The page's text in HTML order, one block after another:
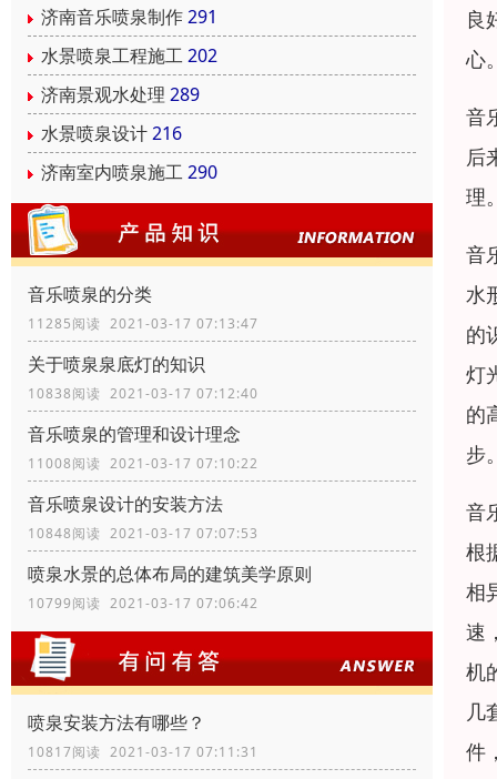
济南音乐喷泉制作291
水景喷泉工程施工202
济南景观水处理 289
水景喷泉设计216
济南室内喷泉施工290
音乐喷泉的分类
11285阅读 2021-03-17 07:13:47
关于喷泉泉底灯的知识
10838阅读 2021-03-17 07:12:40
音乐喷泉的管理和设计理念
11008阅读 2021-03-17 07:10:22
音乐喷泉设计的安装方法
10848阅读 2021-03-17 07:07:53
喷泉水景的总体布局的建筑美学原则
10799阅读 2021-03-17 07:06:42
喷泉安装方法有哪些？
10817阅读 2021-03-17 07:11:31
良
心
音
后
理
音
水
的
灯
的
步
音
根
相
速
机
几
件